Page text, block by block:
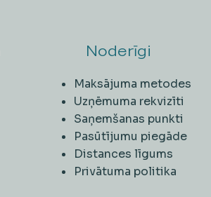
Noderīgi
Maksājuma metodes
Uzņēmuma rekvizīti
Saņemšanas punkti
Pasūtījumu piegāde
Distances līgums
Privātuma politika